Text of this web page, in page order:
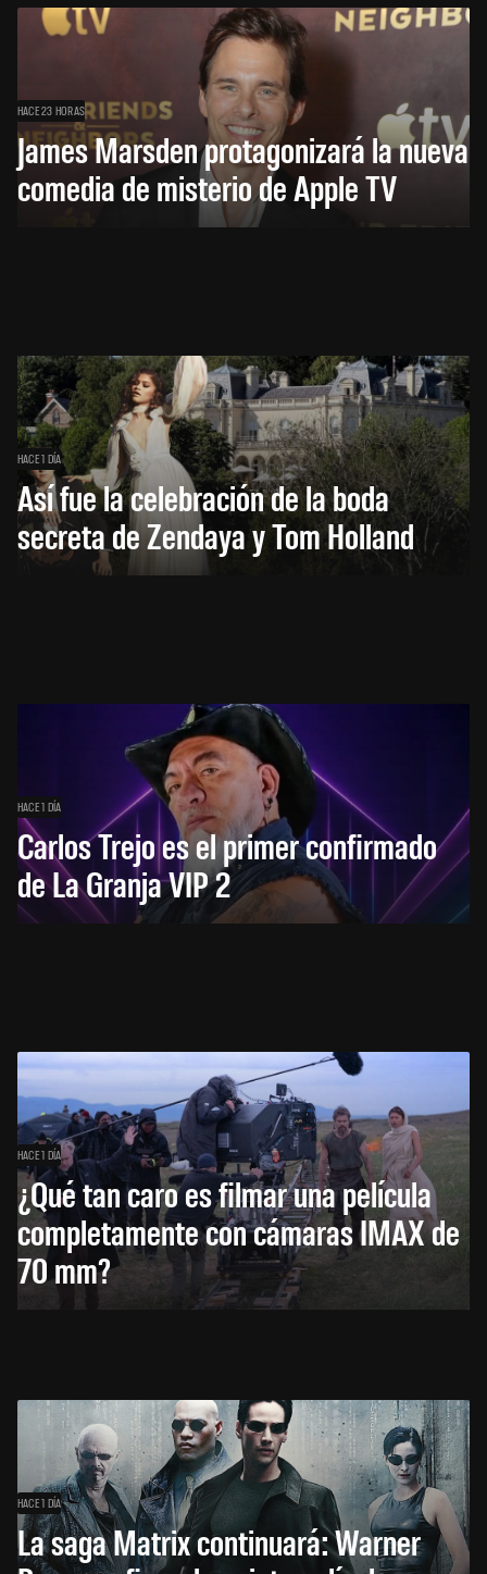
HACE 23 HORAS
James Marsden protagonizará la nueva
comedia de misterio de Apple TV
HACE 1 DÍA
Así fue la celebración de la boda
secreta de Zendaya y Tom Holland
HACE 1 DÍA
Carlos Trejo es el primer confirmado
de La Granja VIP 2
HACE 1 DÍA
¿Qué tan caro es filmar una película
completamente con cámaras IMAX de
70 mm?
HACE 1 DÍA
La saga Matrix continuará: Warner